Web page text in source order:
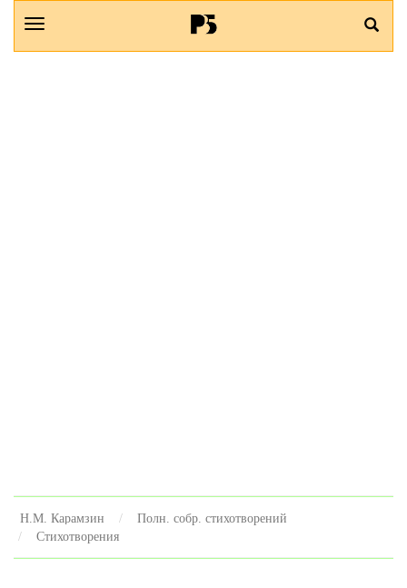
Н.М. Карамзин
Полн. собр. стихотворений
Стихотворения